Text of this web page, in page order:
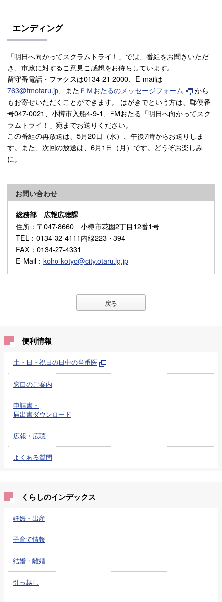
エンディング
「明日へ向かってスクラムトライ！」では、番組をお聞きいただ
き、市政に対するご意見ご感想をお待ちしています。
留守番電話・ファクスは0134-21-2000、E-mailは
763@fmotaru.jp、また ＦＭおたるのメッセージフォーム
から
もお寄せいただくことができます。 はがきでという方は、郵便番
号047-0021、小樽市入船4-9-1、FMおたる「明日へ向かってスク
ラムトライ！」宛までお送りください。
この番組の再放送は、5月20日（水）、午後7時からお送りしま
す。また、次回の放送は、6月1日（月）です。どうぞお楽しみ
に。
お問い合わせ
総務部 広報広聴課
住所 ：〒047-8660 小樽市花園2丁目12番1号
TEL ：0134-32-4111内線223・394
FAX ：0134-27-4331
E-Mail ： koho-kotyo@city.otaru.lg.jp
戻る
便利情報
土・日・祝日の日中の当番医
窓口のご案内
申請書・
届出書ダウンロード
広報・広聴
よくある質問
くらしのインデックス
妊娠・出産
子育て情報
結婚・離婚
引っ越し